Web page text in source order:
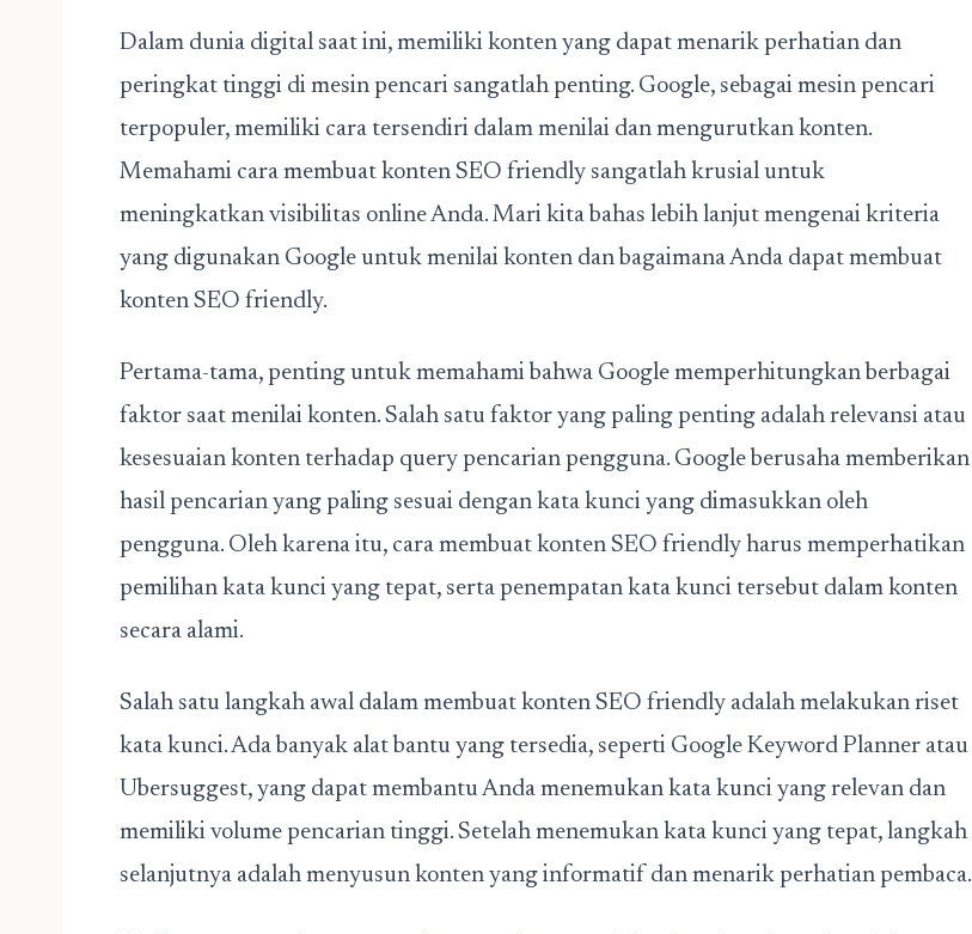
Dalam dunia digital saat ini, memiliki konten yang dapat menarik perhatian dan
peringkat tinggi di mesin pencari sangatlah penting. Google, sebagai mesin pencari
terpopuler, memiliki cara tersendiri dalam menilai dan mengurutkan konten.
Memahami cara membuat konten SEO friendly sangatlah krusial untuk
meningkatkan visibilitas online Anda. Mari kita bahas lebih lanjut mengenai kriteria
yang digunakan Google untuk menilai konten dan bagaimana Anda dapat membuat
konten SEO friendly.
Pertama-tama, penting untuk memahami bahwa Google memperhitungkan berbagai
faktor saat menilai konten. Salah satu faktor yang paling penting adalah relevansi atau
kesesuaian konten terhadap query pencarian pengguna. Google berusaha memberikan
hasil pencarian yang paling sesuai dengan kata kunci yang dimasukkan oleh
pengguna. Oleh karena itu, cara membuat konten SEO friendly harus memperhatikan
pemilihan kata kunci yang tepat, serta penempatan kata kunci tersebut dalam konten
secara alami.
Salah satu langkah awal dalam membuat konten SEO friendly adalah melakukan riset
kata kunci. Ada banyak alat bantu yang tersedia, seperti Google Keyword Planner atau
Ubersuggest, yang dapat membantu Anda menemukan kata kunci yang relevan dan
memiliki volume pencarian tinggi. Setelah menemukan kata kunci yang tepat, langkah
selanjutnya adalah menyusun konten yang informatif dan menarik perhatian pembaca.